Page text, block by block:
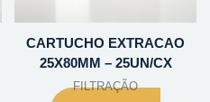
CARTUCHO EXTRACAO
25X80MM – 25UN/CX
FILTRAÇÃO